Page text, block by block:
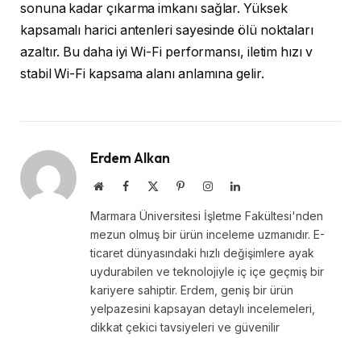
sonuna kadar çıkarma imkanı sağlar. Yüksek
kapsamalı harici antenleri sayesinde ölü noktaları
azaltır. Bu daha iyi Wi-Fi performansı, iletim hızı v
stabil Wi-Fi kapsama alanı anlamına gelir.
Erdem Alkan
WebsiteFacebook PinterestInstagramLinkedIn
Marmara Üniversitesi İşletme Fakültesi'nden
mezun olmuş bir ürün inceleme uzmanıdır. E-
ticaret dünyasındaki hızlı değişimlere ayak
uydurabilen ve teknolojiyle iç içe geçmiş bir
kariyere sahiptir. Erdem, geniş bir ürün
yelpazesini kapsayan detaylı incelemeleri,
dikkat çekici tavsiyeleri ve güvenilir